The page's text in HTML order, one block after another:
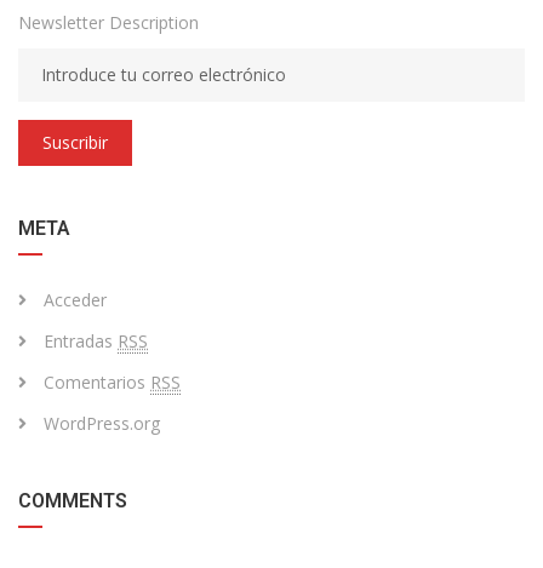
Newsletter Description
Suscribir
META
Acceder
Entradas RSS
Comentarios RSS
WordPress.org
COMMENTS